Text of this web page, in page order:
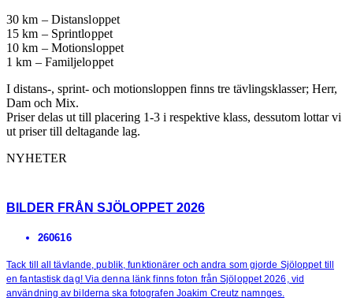
30 km – Distansloppet
15 km – Sprintloppet
10 km – Motionsloppet
1 km – Familjeloppet
I distans-, sprint- och motionsloppen finns tre tävlingsklasser; Herr,
Dam och Mix.
Priser delas ut till placering 1-3 i respektive klass, dessutom lottar vi
ut priser till deltagande lag.
NYHETER
BILDER FRÅN SJÖLOPPET 2026
260616
Tack till all tävlande, publik, funktionärer och andra som gjorde Sjöloppet till
en fantastisk dag! Via denna länk finns foton från Sjöloppet 2026, vid
användning av bilderna ska fotografen Joakim Creutz namnges.